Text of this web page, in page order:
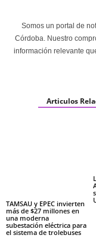
Somos un portal de
Córdoba. Nuestro
información relevante
Articulos
TAMSAU y EPEC invierten
más de $27 millones en
una moderna
subestación eléctrica para
el sistema de trolebuses